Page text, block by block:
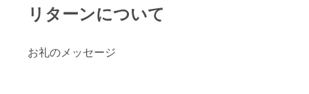
リターンについて
お礼のメッセージ